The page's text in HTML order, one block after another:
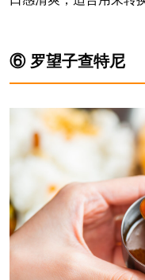
⑥ 罗望子查特尼